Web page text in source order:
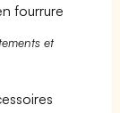
fourrure
et